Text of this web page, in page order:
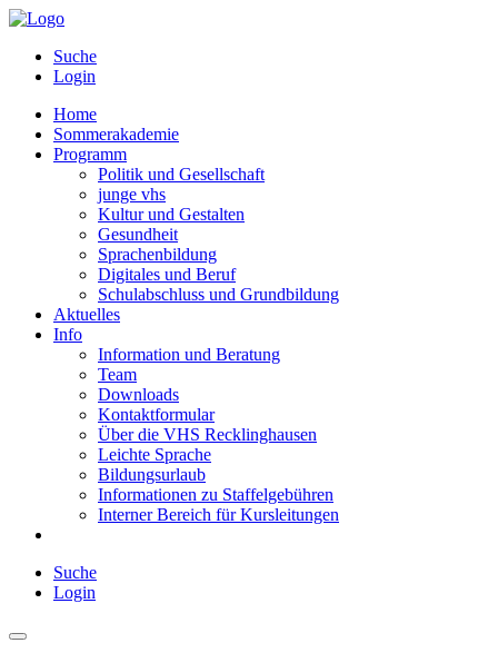
Suche
Login
Home
Sommerakademie
Programm
Politik und Gesellschaft
junge vhs
Kultur und Gestalten
Gesundheit
Sprachenbildung
Digitales und Beruf
Schulabschluss und Grundbildung
Aktuelles
Info
Information und Beratung
Team
Downloads
Kontaktformular
Über die VHS Recklinghausen
Leichte Sprache
Bildungsurlaub
Informationen zu Staffelgebühren
Interner Bereich für Kursleitungen
Suche
Login